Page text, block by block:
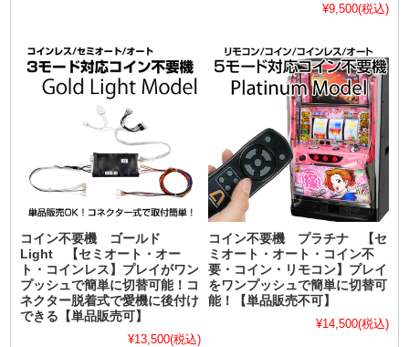
¥9,500(税込)
コイン不要機 ゴールド
Light 【セミオート・オー
ト・コインレス】プレイがワン
プッシュで簡単に切替可能！コ
ネクター脱着式で愛機に後付け
できる【単品販売可】
¥13,500(税込)
コイン不要機 プラチナ 【セ
ミオート・オート・コイン不
要・コイン・リモコン】プレイ
をワンプッシュで簡単に切替可
能！【単品販売不可】
¥14,500(税込)